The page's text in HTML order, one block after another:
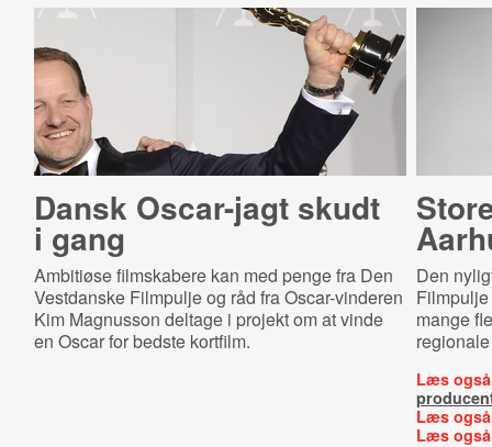
Dansk Oscar-jagt skudt
i gang
Ambitiøse filmskabere kan med penge fra Den
Vestdanske Filmpulje og råd fra Oscar-vinderen
Kim Magnusson deltage i projekt om at vinde
en Oscar for bedste kortfilm.
Den
mange
Læs
Læs
Læs